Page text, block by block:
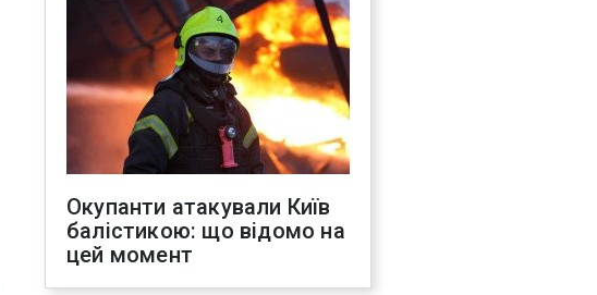
Окупанти атакували Київ
балістикою: що відомо на
цей момент